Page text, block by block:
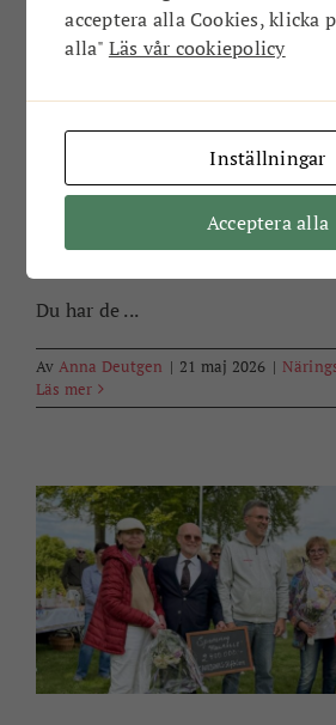
Oljan från
världen över!
Du har de ...
Av Anna Deutgen | 21 maj 2026 |
Läs mer
acceptera alla Cookies, klicka
alla" Läs vår cookiepolicy
Inställningar
Acceptera alla